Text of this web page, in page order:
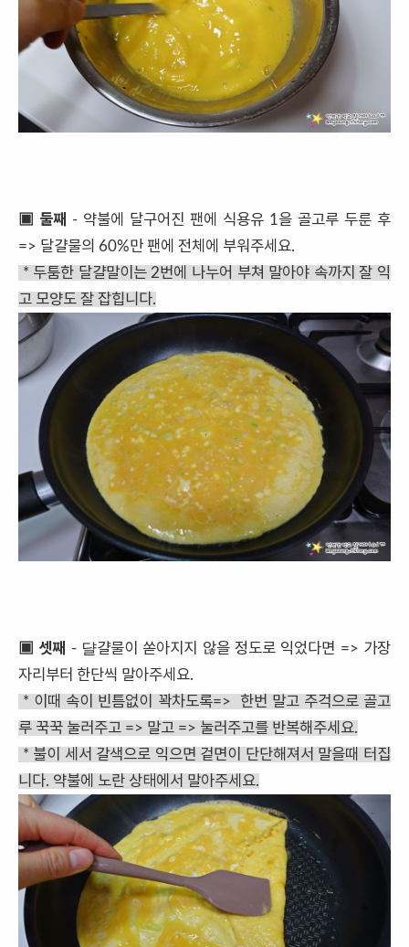
▣ 둘째 - 약불에 달구어진 팬에 식용유 1을 골고루 두룬 후
=> 달걀물의 60%만 팬에 전체에 부워주세요.
* 두툼한 달걀말이는 2번에 나누어 부쳐 말아야 속까지 잘 익
고 모양도 잘 잡힙니다.
▣ 셋째 - 댤걀물이 쏟아지지 않을 정도로 익었다면 => 가장
자리부터 한단씩 말아주세요.
* 이때 속이 빈틈없이 꽉차도록=> 한번 말고 주걱으로 골고
루 꾹꾹 눌러주고 => 말고 => 눌러주고를 반복해주세요.
* 불이 세서 갈색으로 익으면 겉면이 단단해져서 말을때 터집
니다. 약불에 노란 상태에서 말아주세요.